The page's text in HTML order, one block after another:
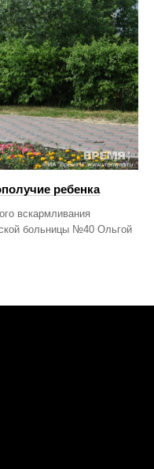
ребенка
вскармливания
больницы №40 Ольгой